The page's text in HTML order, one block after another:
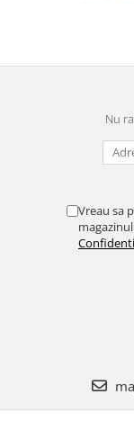
Nu
Vreau sa